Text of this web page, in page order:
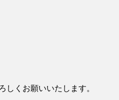
しくお願いいたします。